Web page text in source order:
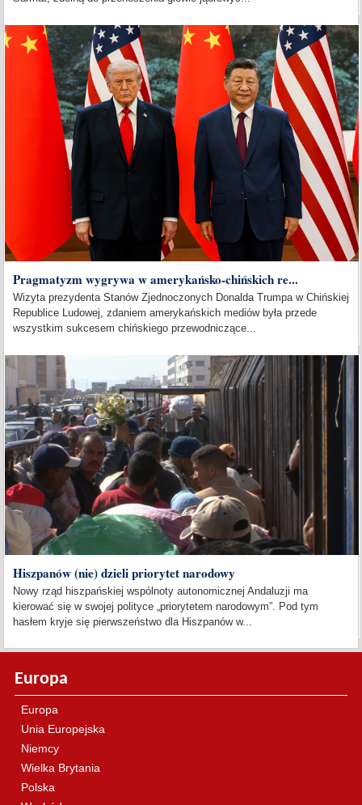
Pragmatyzm wygrywa w amerykańsko-chińskich re...
Wizyta prezydenta Stanów Zjednoczonych Donalda Trumpa w Chińskiej
Republice Ludowej, zdaniem amerykańskich mediów była przede
wszystkim sukcesem chińskiego przewodniczące...
Hiszpanów (nie) dzieli priorytet narodowy
Nowy rząd hiszpańskiej wspólnoty autonomicznej Andaluzji ma
kierować się w swojej polityce „priorytetem narodowym”. Pod tym
hasłem kryje się pierwszeństwo dla Hiszpanów w...
Europa
Europa
Unia Europejska
Niemcy
Wielka Brytania
Polska